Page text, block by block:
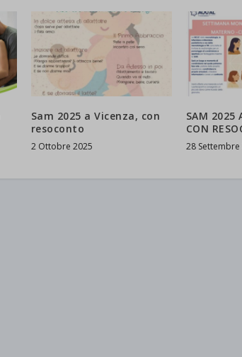
Sam 2025 a Vicenza, con
resoconto
2 Ottobre 2025
SAM 2025
CON
28 Settembre